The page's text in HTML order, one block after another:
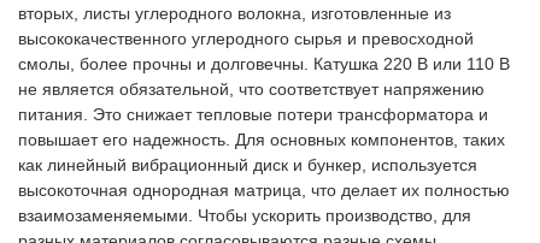
вторых, листы углеродного волокна, изготовленные из
высококачественного углеродного сырья и превосходной
смолы, более прочны и долговечны. Катушка 220 В или 110 В
не является обязательной, что соответствует напряжению
питания. Это снижает тепловые потери трансформатора и
повышает его надежность. Для основных компонентов, таких
как линейный вибрационный диск и бункер, используется
высокоточная однородная матрица, что делает их полностью
взаимозаменяемыми. Чтобы ускорить производство, для